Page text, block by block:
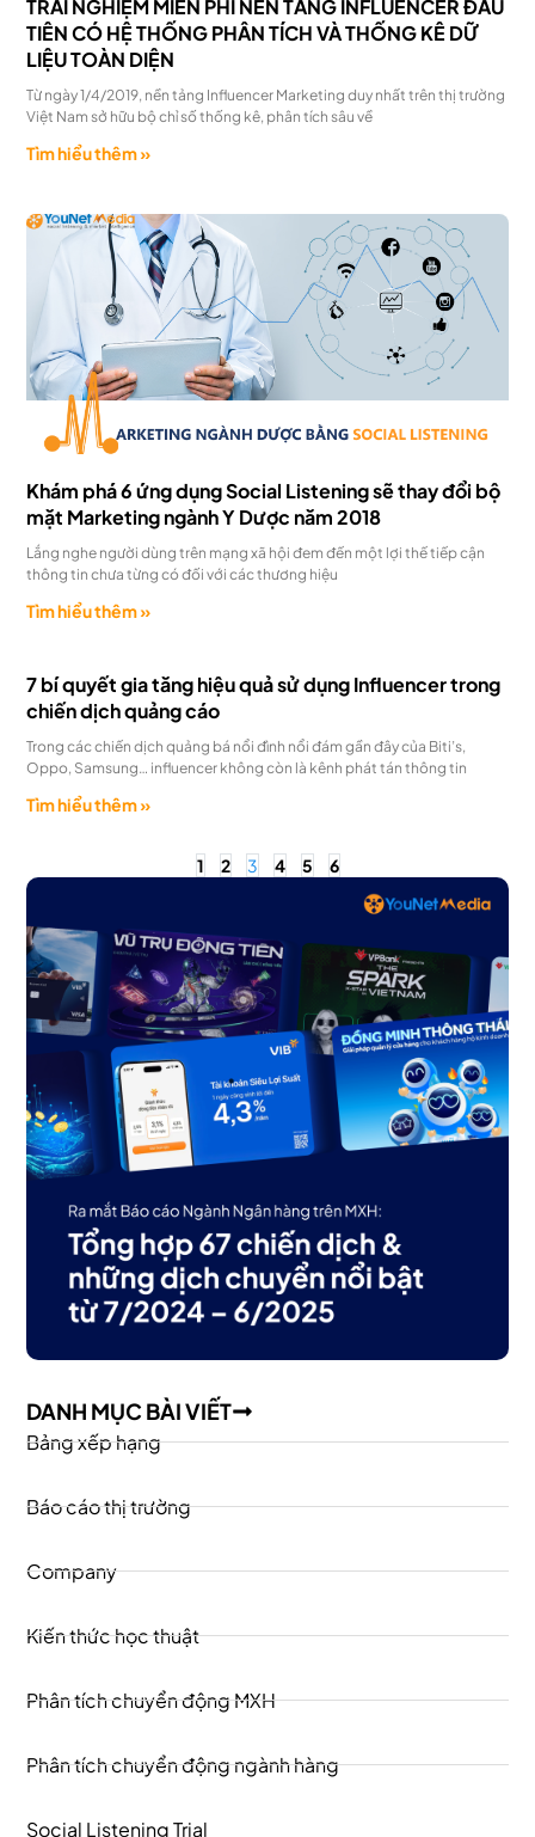
TRẢI NGHIỆM MIỄN PHÍ NỀN TẢNG INFLUENCER ĐẦU
TIÊN CÓ HỆ THỐNG PHÂN TÍCH VÀ THỐNG KÊ DỮ
LIỆU TOÀN DIỆN
Từ ngày 1/4/2019, nền tảng Influencer Marketing duy nhất trên thị trường
Việt Nam sở hữu bộ chỉ số thống kê, phân tích sâu về
Tìm hiểu thêm »
Khám phá 6 ứng dụng Social Listening sẽ thay đổi bộ
mặt Marketing ngành Y Dược năm 2018
Lắng nghe người dùng trên mạng xã hội đem đến một lợi thế tiếp cận
thông tin chưa từng có đối với các thương hiệu
Tìm hiểu thêm »
7 bí quyết gia tăng hiệu quả sử dụng Influencer trong
chiến dịch quảng cáo
Trong các chiến dịch quảng bá nổi đình nổi đám gần đây của Biti’s,
Oppo, Samsung… influencer không còn là kênh phát tán thông tin
Tìm hiểu thêm »
1 2 3 4 5 6
DANH MỤC BÀI VIẾT
Bảng xếp hạng
Báo cáo thị trường
Company
Kiến thức học thuật
Phân tích chuyển động MXH
Phân tích chuyển động ngành hàng
Social Listening Trial